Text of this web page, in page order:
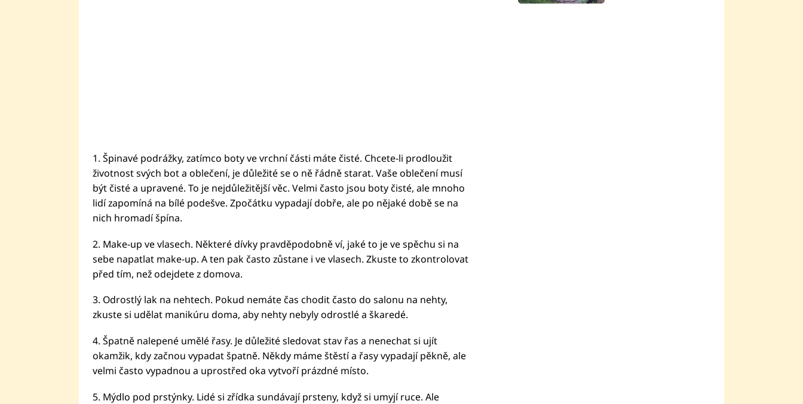
1. Špinavé podrážky, zatímco boty ve vrchní části máte čisté. Chcete-li prodloužit
životnost svých bot a oblečení, je důležité se o ně řádně starat. Vaše oblečení musí
být čisté a upravené. To je nejdůležitější věc. Velmi často jsou boty čisté, ale mnoho
lidí zapomíná na bílé podešve. Zpočátku vypadají dobře, ale po nějaké době se na
nich hromadí špína.
2. Make-up ve vlasech. Některé dívky pravděpodobně ví, jaké to je ve spěchu si na
sebe napatlat make-up. A ten pak často zůstane i ve vlasech. Zkuste to zkontrolovat
před tím, než odejdete z domova.
3. Odrostlý lak na nehtech. Pokud nemáte čas chodit často do salonu na nehty,
zkuste si udělat manikúru doma, aby nehty nebyly odrostlé a škaredé.
4. Špatně nalepené umělé řasy. Je důležité sledovat stav řas a nenechat si ujít
okamžik, kdy začnou vypadat špatně. Někdy máme štěstí a řasy vypadají pěkně, ale
velmi často vypadnou a uprostřed oka vytvoří prázdné místo.
5. Mýdlo pod prstýnky. Lidé si zřídka sundávají prsteny, když si umyjí ruce. Ale